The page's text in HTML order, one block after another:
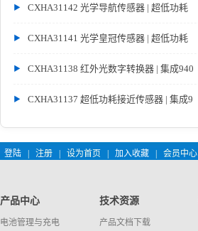
CXHA31142 光学导航传感器 | 超低功耗
CXHA31141 光学皇冠传感器 | 超低功耗
CXHA31138 红外光数字转换器 | 集成940
CXHA31137 超低功耗接近传感器 | 集成9
登陆 | 注册 | 设为首页 | 加入收藏 | 会员中心
产品中心
电池管理与充电
技术资源
产品文档下载